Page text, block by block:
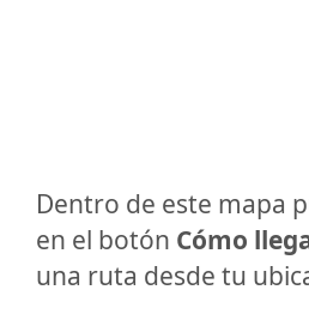
Dentro de este mapa
en el botón Cómo
una ruta desde tu